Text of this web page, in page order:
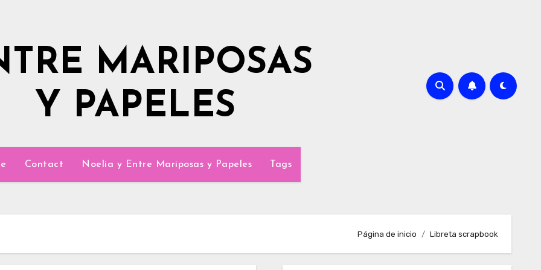
MARIPOSAS
Y PAPELES
Contact Noelia y Entre Mariposas y Papeles Tags
Página de inicio Libreta scrapbook